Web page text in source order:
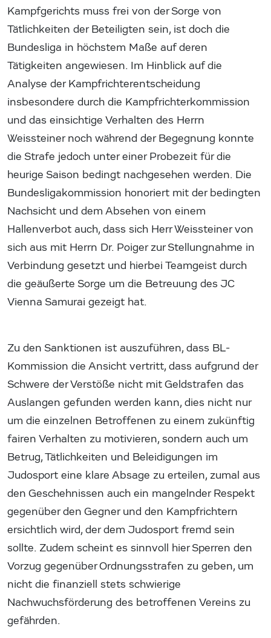
Kampfgerichts muss frei von der Sorge von
Tätlichkeiten der Beteiligten sein, ist doch die
Bundesliga in höchstem Maße auf deren
Tätigkeiten angewiesen. Im Hinblick auf die
Analyse der Kampfrichterentscheidung
insbesondere durch die Kampfrichterkommission
und das einsichtige Verhalten des Herrn
Weissteiner noch während der Begegnung konnte
die Strafe jedoch unter einer Probezeit für die
heurige Saison bedingt nachgesehen werden. Die
Bundesligakommission honoriert mit der bedingten
Nachsicht und dem Absehen von einem
Hallenverbot auch, dass sich Herr Weissteiner von
sich aus mit Herrn Dr. Poiger zur Stellungnahme in
Verbindung gesetzt und hierbei Teamgeist durch
die geäußerte Sorge um die Betreuung des JC
Vienna Samurai gezeigt hat.
Zu den Sanktionen ist auszuführen, dass BL-
Kommission die Ansicht vertritt, dass aufgrund der
Schwere der Verstöße nicht mit Geldstrafen das
Auslangen gefunden werden kann, dies nicht nur
um die einzelnen Betroffenen zu einem zukünftig
fairen Verhalten zu motivieren, sondern auch um
Betrug, Tätlichkeiten und Beleidigungen im
Judosport eine klare Absage zu erteilen, zumal aus
den Geschehnissen auch ein mangelnder Respekt
gegenüber den Gegner und den Kampfrichtern
ersichtlich wird, der dem Judosport fremd sein
sollte. Zudem scheint es sinnvoll hier Sperren den
Vorzug gegenüber Ordnungsstrafen zu geben, um
nicht die finanziell stets schwierige
Nachwuchsförderung des betroffenen Vereins zu
gefährden.